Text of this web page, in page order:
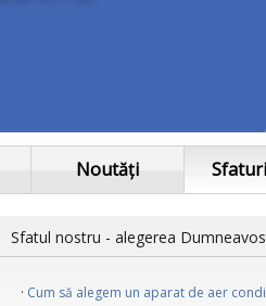
Noutăți
Sfatul nostru - alegerea
Cum să alegem un aparat de aer